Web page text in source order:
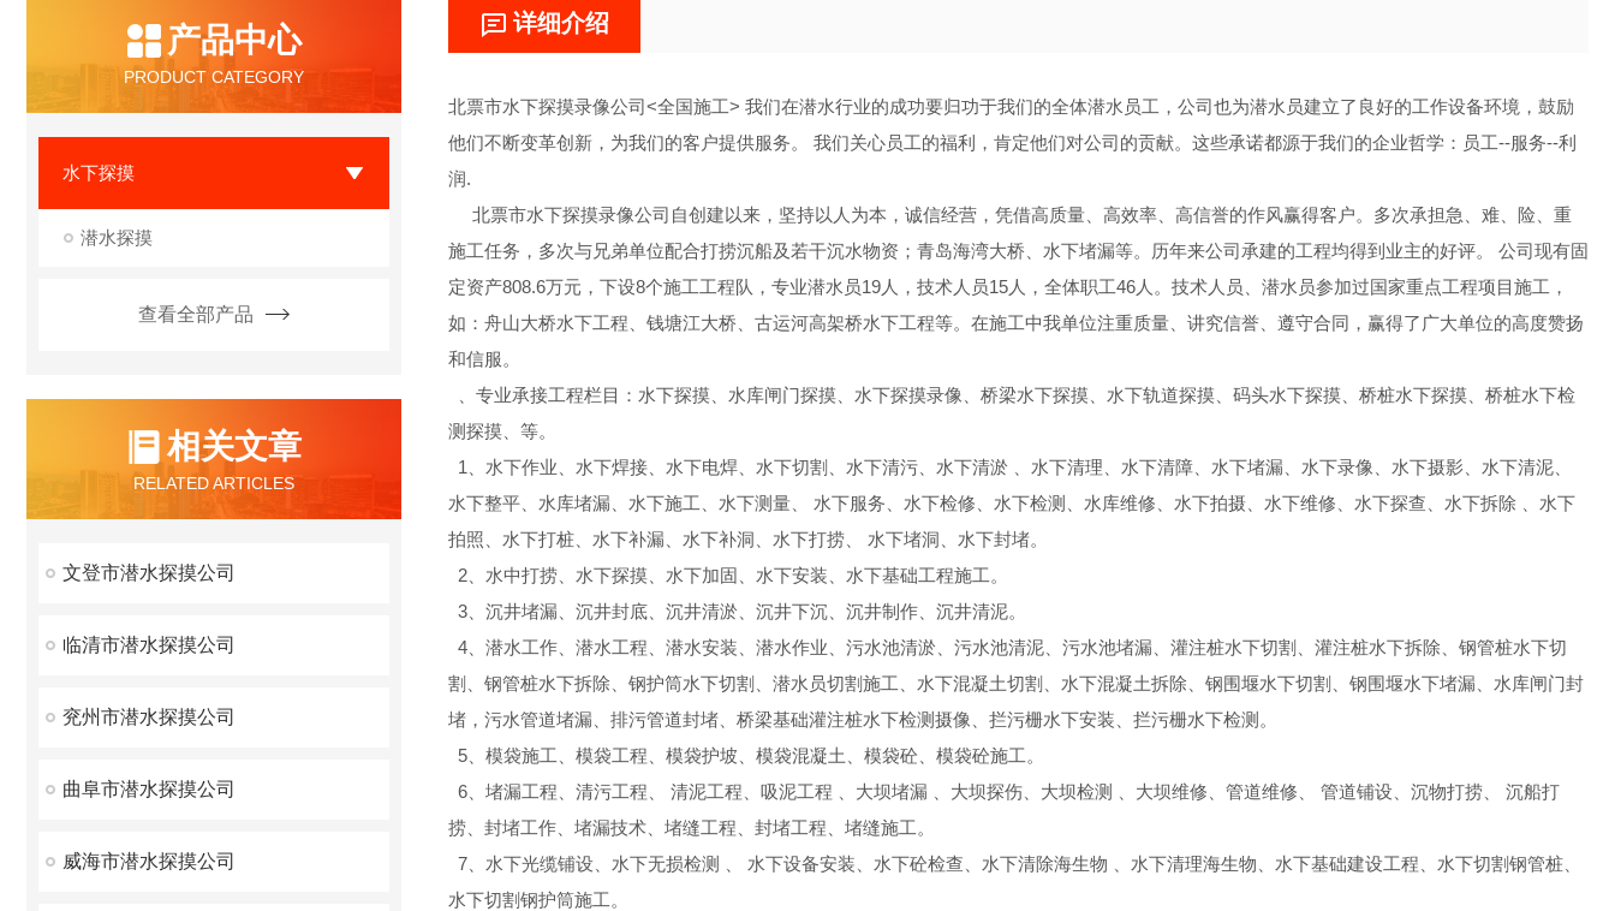
产品中心
PRODUCT CATEGORY
水下探摸
潜水探摸
查看全部产品
相关文章
RELATED ARTICLES
文登市潜水探摸公司
临清市潜水探摸公司
兖州市潜水探摸公司
曲阜市潜水探摸公司
威海市潜水探摸公司
详细介绍
北票市水下探摸录像公司<全国施工> 我们在潜水行业的成功要归功于我们的全体潜水员工，公司也为潜水员建立了良好的工作设备环境，鼓励
他们不断变革创新，为我们的客户提供服务。 我们关心员工的福利，肯定他们对公司的贡献。这些承诺都源于我们的企业哲学：员工--服务--利
润.
北票市水下探摸录像公司自创建以来，坚持以人为本，诚信经营，凭借高质量、高效率、高信誉的作风赢得客户。多次承担急、难、险、重
施工任务，多次与兄弟单位配合打捞沉船及若干沉水物资；青岛海湾大桥、水下堵漏等。历年来公司承建的工程均得到业主的好评。 公司现有固
定资产808.6万元，下设8个施工工程队，专业潜水员19人，技术人员15人，全体职工46人。技术人员、潜水员参加过国家重点工程项目施工，
如：舟山大桥水下工程、钱塘江大桥、古运河高架桥水下工程等。在施工中我单位注重质量、讲究信誉、遵守合同，赢得了广大单位的高度赞扬
和信服。
、专业承接工程栏目：水下探摸、水库闸门探摸、水下探摸录像、桥梁水下探摸、水下轨道探摸、码头水下探摸、桥桩水下探摸、桥桩水下检
测探摸、等。
1、水下作业、水下焊接、水下电焊、水下切割、水下清污、水下清淤 、水下清理、水下清障、水下堵漏、水下录像、水下摄影、水下清泥、
水下整平、水库堵漏、水下施工、水下测量、 水下服务、水下检修、水下检测、水库维修、水下拍摄、水下维修、水下探查、水下拆除 、水下
拍照、水下打桩、水下补漏、水下补洞、水下打捞、 水下堵洞、水下封堵。
2、水中打捞、水下探摸、水下加固、水下安装、水下基础工程施工。
3、沉井堵漏、沉井封底、沉井清淤、沉井下沉、沉井制作、沉井清泥。
4、潜水工作、潜水工程、潜水安装、潜水作业、污水池清淤、污水池清泥、污水池堵漏、灌注桩水下切割、灌注桩水下拆除、钢管桩水下切
割、钢管桩水下拆除、钢护筒水下切割、潜水员切割施工、水下混凝土切割、水下混凝土拆除、钢围堰水下切割、钢围堰水下堵漏、水库闸门封
堵，污水管道堵漏、排污管道封堵、桥梁基础灌注桩水下检测摄像、拦污栅水下安装、拦污栅水下检测。
5、模袋施工、模袋工程、模袋护坡、模袋混凝土、模袋砼、模袋砼施工。
6、堵漏工程、清污工程、 清泥工程、吸泥工程 、大坝堵漏 、大坝探伤、大坝检测 、大坝维修、管道维修、 管道铺设、沉物打捞、 沉船打
捞、封堵工作、堵漏技术、堵缝工程、封堵工程、堵缝施工。
7、水下光缆铺设、水下无损检测 、 水下设备安装、水下砼检查、水下清除海生物 、水下清理海生物、水下基础建设工程、水下切割钢管桩、
水下切割钢护筒施工。